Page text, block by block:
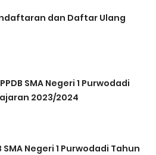
dan Daftar Ulang
SMA Negeri 1 Purwodadi
2023/2024
SMA Negeri 1 Purwodadi Tahun